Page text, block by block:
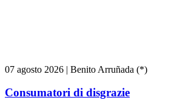
07 agosto 2026 | Benito Arruñada (*)
Consumatori di disgrazie